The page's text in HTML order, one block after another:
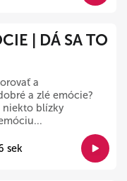
| DÁ SA TO
a
a zlé emócie?
niekto blízky
sek